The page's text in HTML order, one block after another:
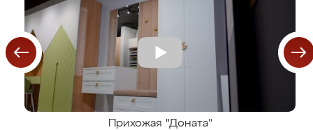
Прихожая "Доната"